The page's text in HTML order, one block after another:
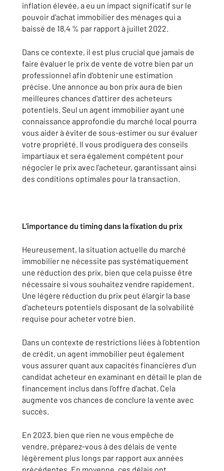
inflation élevée, a eu un impact significatif sur le
pouvoir d'achat immobilier des ménages qui a
baissé de 18,4 % par rapport à juillet 2022.
Dans ce contexte, il est plus crucial que jamais de
faire évaluer le prix de vente de votre bien par un
professionnel afin d'obtenir une estimation
précise. Une annonce au bon prix aura de bien
meilleures chances d'attirer des acheteurs
potentiels. Seul un agent immobilier ayant une
connaissance approfondie du marché local pourra
vous aider à éviter de sous-estimer ou sur évaluer
votre propriété. Il vous prodiguera des conseils
impartiaux et sera également compétent pour
négocier le prix avec l'acheteur, garantissant ainsi
des conditions optimales pour la transaction.
L'importance du timing dans la fixation du prix
Heureusement, la situation actuelle du marché
immobilier ne nécessite pas systématiquement
une réduction des prix, bien que cela puisse être
nécessaire si vous souhaitez vendre rapidement.
Une légère réduction du prix peut élargir la base
d'acheteurs potentiels disposant de la solvabilité
requise pour acheter votre bien.
Dans un contexte de restrictions liées à l'obtention
de crédit, un agent immobilier peut également
vous assurer quant aux capacités financières d'un
candidat acheteur en examinant en détail le plan de
financement inclus dans l'offre d'achat. Cela
augmente vos chances de conclure la vente avec
succès.
En 2023, bien que rien ne vous empêche de
vendre, préparez-vous à des délais de vente
légèrement plus longs par rapport aux années